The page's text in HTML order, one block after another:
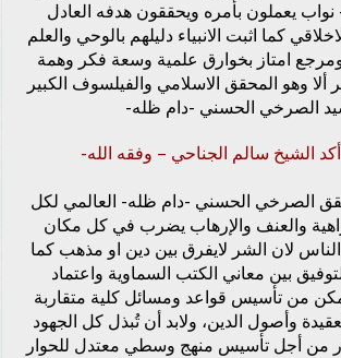
نواب يعملون بأمره ويحققون هدفه العادل
كما اثبت الانبياء دليلهم بالوحي والعلم
امتاز بخوارق علمية وسعة فكر وهمة
ألا وهو المحقق الاسلامي والفيلسوف الكبير
الصرخي الحسني -دام ظله-
الشيخ سالم الجناحي – وفقه الله-
الصرخي الحسني -دام ظله- العالمي لكل
والعنف والإرهاب يضرب في كل مكان
لان الشر لايفرق بين دين او مذهب كما
بين معاني الكتب السماوية واعتماد
من تأسيس قواعد ومسائل كلية متقاربة
وأصول الدين، ولابد أن تُبذل كل الجهود
من أجل تأسيس منهج وسطي معتدل للحوار